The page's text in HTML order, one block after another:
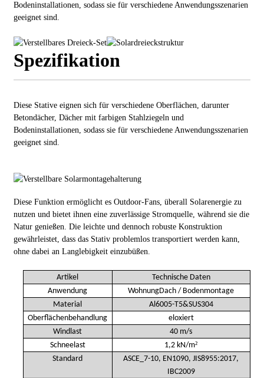
Bodeninstallationen, sodass sie für verschiedene Anwendungsszenarien
geeignet sind.
Spezifikation
Diese Stative eignen sich für verschiedene Oberflächen, darunter
Betondächer, Dächer mit farbigen Stahlziegeln und
Bodeninstallationen, sodass sie für verschiedene Anwendungsszenarien
geeignet sind.
Diese Funktion ermöglicht es Outdoor-Fans, überall Solarenergie zu
nutzen und bietet ihnen eine zuverlässige Stromquelle, während sie die
Natur genießen. Die leichte und dennoch robuste Konstruktion
gewährleistet, dass das Stativ problemlos transportiert werden kann,
ohne dabei an Langlebigkeit einzubüßen.
Artikel
Technische Daten
Anwendung
WohnungDach/ Bodenmontage
Material
Al6005-T5&SUS304
Oberflächenbehandlung
eloxiert
Windlast
40 m/s
Schneelast
1,2 kN/m²
Standard
ASCE_7-10, EN1090, JIS8955:2017,
IBC2009